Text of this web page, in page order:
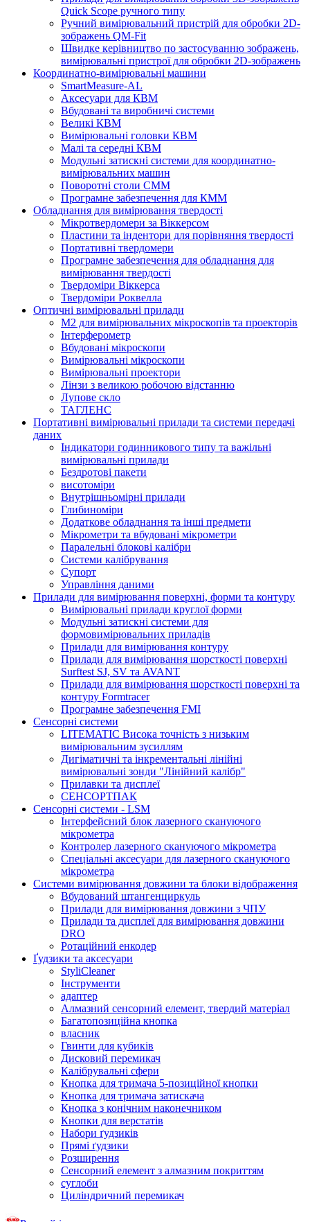
Quick Scope ручного типу
Ручний вимірювальний пристрій для обробки 2D-
зображень QM-Fit
Швидке керівництво по застосуванню зображень,
вимірювальні пристрої для обробки 2D-зображень
Координатно-вимірювальні машини
SmartMeasure-AL
Аксесуари для КВМ
Вбудовані та виробничі системи
Великі КВМ
Вимірювальні головки КВМ
Малі та середні КВМ
Модульні затискні системи для координатно-
вимірювальних машин
Поворотні столи CMM
Програмне забезпечення для КММ
Обладнання для вимірювання твердості
Мікротвердомери за Віккерсом
Пластини та індентори для порівняння твердості
Портативні твердомери
Програмне забезпечення для обладнання для
вимірювання твердості
Твердоміри Віккерса
Твердоміри Роквелла
Оптичні вимірювальні прилади
M2 для вимірювальних мікроскопів та проекторів
Інтерферометр
Вбудовані мікроскопи
Вимірювальні мікроскопи
Вимірювальні проектори
Лінзи з великою робочою відстанню
Лупове скло
ТАГЛЕНС
Портативні вимірювальні прилади та системи передачі
даних
Індикатори годинникового типу та важільні
вимірювальні прилади
Бездротові пакети
висотоміри
Внутрішньомірні прилади
Глибиноміри
Додаткове обладнання та інші предмети
Мікрометри та вбудовані мікрометри
Паралельні блокові калібри
Системи калібрування
Супорт
Управління даними
Прилади для вимірювання поверхні, форми та контуру
Вимірювальні прилади круглої форми
Модульні затискні системи для
формовимірювальних приладів
Прилади для вимірювання контуру
Прилади для вимірювання шорсткості поверхні
Surftest SJ, SV та AVANT
Прилади для вимірювання шорсткості поверхні та
контуру Formtracer
Програмне забезпечення FMI
Сенсорні системи
LITEMATIC Висока точність з низьким
вимірювальним зусиллям
Дигіматичні та інкрементальні лінійні
вимірювальні зонди "Лінійний калібр"
Прилавки та дисплеї
СЕНСОРТПАК
Сенсорні системи - LSM
Інтерфейсний блок лазерного скануючого
мікрометра
Контролер лазерного скануючого мікрометра
Спеціальні аксесуари для лазерного скануючого
мікрометра
Системи вимірювання довжини та блоки відображення
Вбудований штангенциркуль
Прилади для вимірювання довжини з ЧПУ
Прилади та дисплеї для вимірювання довжини
DRO
Ротаційний енкодер
Ґудзики та аксесуари
StyliCleaner
Інструменти
адаптер
Алмазний сенсорний елемент, твердий матеріал
Багатопозиційна кнопка
власник
Гвинти для кубиків
Дисковий перемикач
Калібрувальні сфери
Кнопка для тримача 5-позиційної кнопки
Кнопка для тримача затискача
Кнопка з конічним наконечником
Кнопки для верстатів
Набори ґудзиків
Прямі ґудзики
Розширення
Сенсорний елемент з алмазним покриттям
суглоби
Циліндричний перемикач